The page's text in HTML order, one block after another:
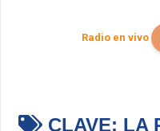
Radio en vivo
CLAVE: LA